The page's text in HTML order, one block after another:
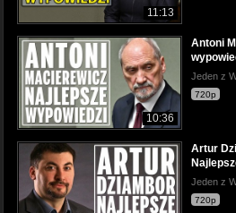
11:13
10:36
Antoni
Jeden z
720p
Artur
Jeden z
720p